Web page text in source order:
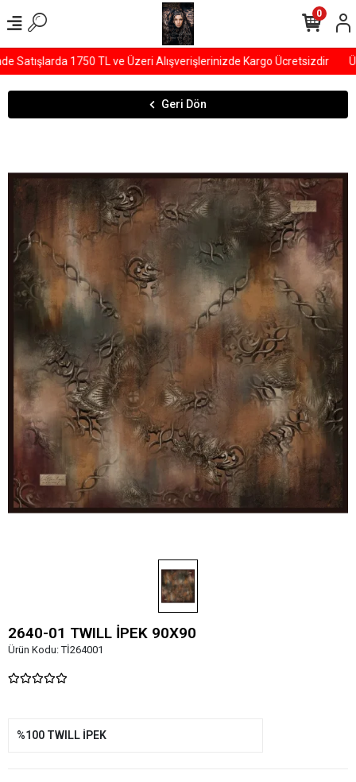
Satışlarda 1750 TL ve Üzeri Alışverişlerinizde Kargo Ücretsizdir
0
Geri Dön
2640-01 TWILL İPEK 90X90
Ürün Kodu:Tİ264001
%100 TWILL İPEK